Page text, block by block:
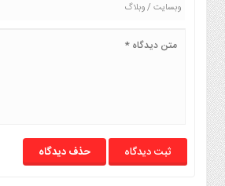
حذف دیدگاه